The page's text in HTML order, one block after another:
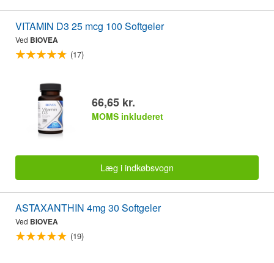
VITAMIN D3 25 mcg 100 Softgeler
Ved BIOVEA
(17)
66,65 kr.
MOMS inkluderet
Læg i indkøbsvogn
ASTAXANTHIN 4mg 30 Softgeler
Ved BIOVEA
(19)